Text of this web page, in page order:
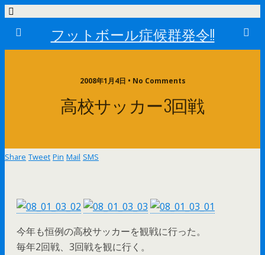
フットボール症候群発令!!
2008年1月4日 • No Comments
高校サッカー3回戦
Share Tweet Pin Mail SMS
今年も恒例の高校サッカーを観戦に行った。
毎年2回戦、3回戦を観に行く。